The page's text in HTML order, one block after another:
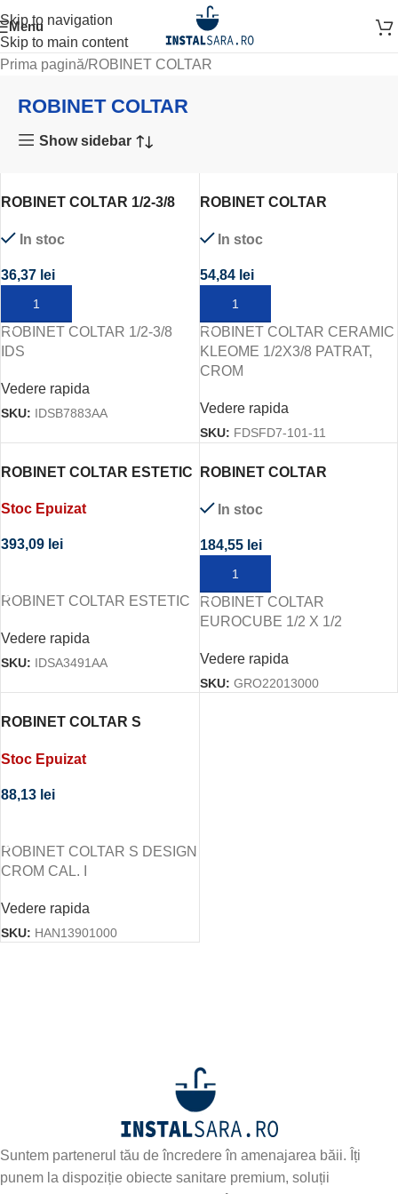
Skip to navigation
Skip to main content
Menu
Prima pagină ROBINET COLTAR
ROBINET COLTAR
Show sidebar
ROBINET COLTAR 1/2-3/8
In stoc
36,37 lei
ADAUGĂ ÎN COȘ
ROBINET COLTAR 1/2-3/8
IDS
Vedere rapida
SKU: IDSB7883AA
ROBINET COLTAR
PATRAT, CROM
In stoc
54,84 lei
ADAUGĂ ÎN COȘ
ROBINET COLTAR CERAMIC
KLEOME 1/2X3/8 PATRAT,
CROM
Vedere rapida
SKU: FDSFD7-101-11
ROBINET COLTAR ESTETIC
Stoc Epuizat
393,09 lei
ROBINET COLTAR ESTETIC
Vedere rapida
SKU: IDSA3491AA
ROBINET COLTAR
In stoc
184,55 lei
ADAUGĂ ÎN COȘ
ROBINET COLTAR
EUROCUBE 1/2 X 1/2
Vedere rapida
SKU: GRO22013000
ROBINET COLTAR S
Stoc Epuizat
88,13 lei
ROBINET COLTAR S DESIGN
CROM CAL. I
Vedere rapida
SKU: HAN13901000
Suntem partenerul tău de încredere în amenajarea băii. Îți
punem la dispoziție obiecte sanitare premium, soluții